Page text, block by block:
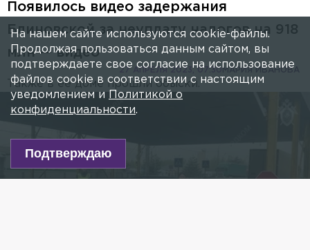
Появилось видео задержания
Блиновской за неуплату налогов на 918
млн — видео
Также в её доме прошли обыски.
На нашем сайте используются cookie-файлы.
Продолжая пользоваться данным сайтом, вы
подтверждаете свое согласие на использование
файлов cookie в соответствии с настоящим
уведомлением и
Политикой о
конфиденциальности.
Подтверждаю